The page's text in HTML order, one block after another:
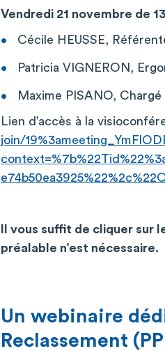
Vendredi 21 novembre de
Cécile HEUSSE,
Patricia VIGNERON,
Maxime PISANO,
Lien d’accès à la
join/
Il vous suffit de cliquer sur
préalable n’est nécessaire.
Un webinaire
Reclassement